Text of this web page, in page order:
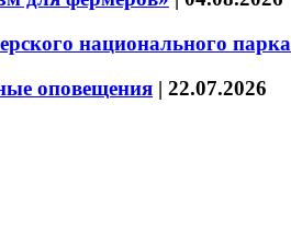
национального парка
оповещения | 22.07.2026